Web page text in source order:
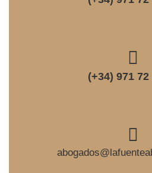
(+34) 971 72